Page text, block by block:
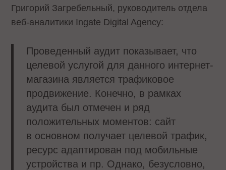
Григорий Загребельный, руководитель отдела
веб-аналитики Ingate Digital Agency:
Проведенный аудит показывает, что
целевой услугой для данного интернет-
магазина является трафиковое
продвижение. Конечно, в рамках
аудита был отмечен и ряд
положительных моментов: сайт
в основном получает целевой трафик,
ресурс адаптирован под мобильные
устройства и пр. Однако, безусловно,